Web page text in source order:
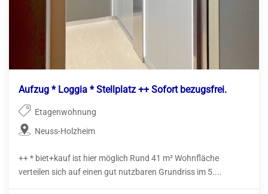
Aufzug * Loggia * Stellplatz ++ Sofort bezugsfrei.
Etagenwohnung
Neuss-Holzheim
++ * biet+kauf ist hier möglich Rund 41 m² Wohnfläche
verteilen sich auf einen gut nutzbaren Grundriss im 5....